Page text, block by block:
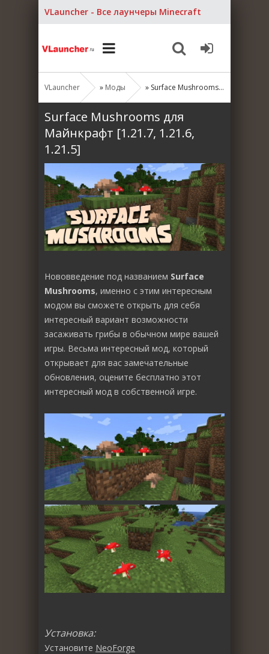
VLauncher - Все лаунчеры Minecraft
VLauncher » Моды » Surface Mushrooms для Майнкрафт [1.21.7, 1.21.6, 1.21.5]
Surface Mushrooms для
Майнкрафт [1.21.7, 1.21.6,
1.21.5]
Нововведение под названием Surface
Mushrooms, именно с этим интересным
модом вы сможете открыть для себя
интересный вариант возможности
засаживать грибы в обычном мире вашей
игры. Весьма интересный мод, который
открывает для вас замечательные
обновления, оцените бесплатно этот
интересный мод в собственной игре.
Установка:
Установите NeoForge